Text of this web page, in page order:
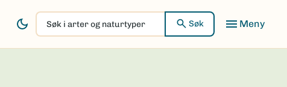
Søk
i
arter
Søk